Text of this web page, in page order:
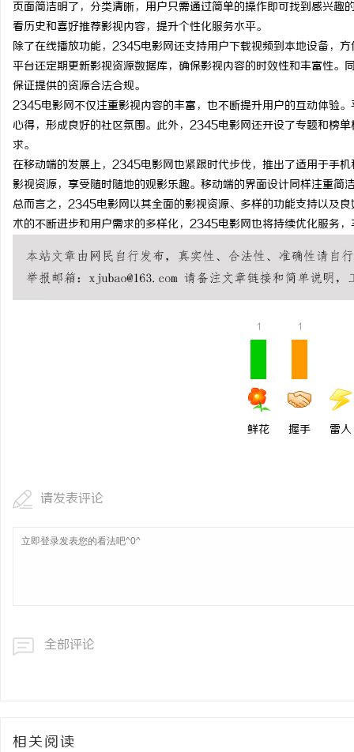
页面简洁明了，分类清晰，用户只需通过简单的操作即可找到感兴
看历史和喜好推荐影视内容，提升个性化服务水平。
除了在线播放功能，2345电影网还支持用户下载视频到本地设备，
平台还定期更新影视资源数据库，确保影视内容的时效性和丰富性
保证提供的资源合法合规。
2345电影网不仅注重影视内容的丰富，也不断提升用户的互动体验
心得，形成良好的社区氛围。此外，2345电影网还开设了专题和榜
求。
在移动端的发展上，2345电影网也紧跟时代步伐，推出了适用于手
影视资源，享受随时随地的观影乐趣。移动端的界面设计同样注重简
总而言之，2345电影网以其全面的影视资源、多样的功能支持以及
术的不断进步和用户需求的多样化，2345电影网也将持续优化服务
1
鲜花
1
握手 雷人
请发表评论
全部评论
相关阅读
汉配眼镜 上海配眼镜 武汉配眼镜 上海配眼镜